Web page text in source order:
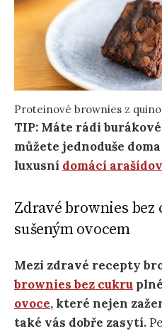
Proteinové brownies z
TIP: Máte rádi
můžete jednoduše
luxusní domácí
Zdravé brownies bez
sušeným ovocem
Mezi zdravé recepty
brownies bez cukru plné
ovoce, které nejen
také vás dobře zasytí.